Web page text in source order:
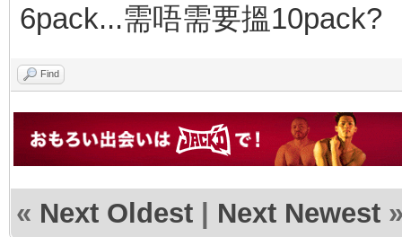
6pack...需唔需要搵10pack?
Find
« Next Oldest | Next Newest